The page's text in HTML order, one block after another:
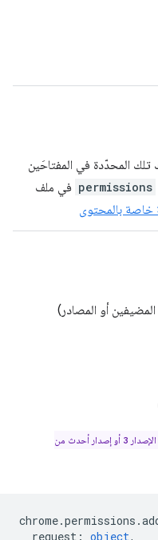
تلك المحدّدة في المفتاحَين
permissions في ملف
خاصة بالمحتوى
المضيفين أو المصادر)
الإصدار 3 أو إصدار أحدث من
chrome.permissions .
request : object,